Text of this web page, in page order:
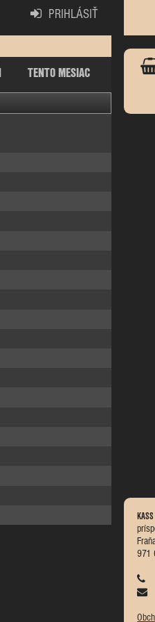
PRIHLÁSIŤ
TENTO MESIAC
971